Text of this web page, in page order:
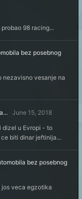
98 racing...
bez posebnog
nezavisno vesanje na
June 15, 2018
dizel u Evropi - to
biti dinar jeftinija...
bez posebnog
jos veca egzotika